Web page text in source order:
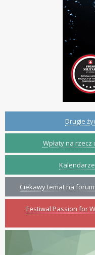
Drugie
Wpłaty na
Ciekawy temat na
Festiwal Passion for